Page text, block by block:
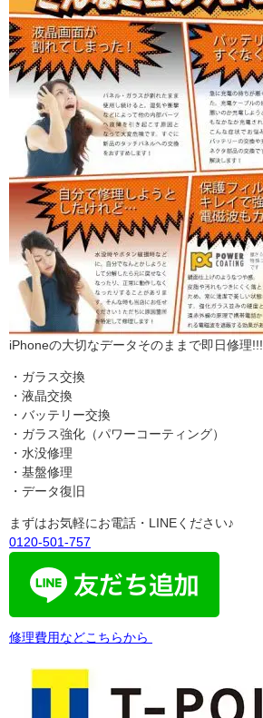
iPhoneの大切なデータそのままで即日修理!!!
・ガラス交換
・液晶交換
・バッテリー交換
・ガラス強化（パワーコーティング）
・水没修理
・基盤修理
・データ復旧
まずはお気軽にお電話・LINEください♪
0120-501-757
修理費用などこちらから